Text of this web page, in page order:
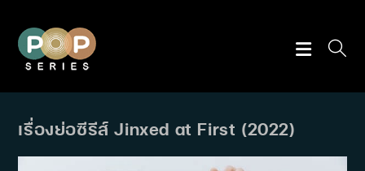
content
เรื่องย่อซีรีส์ Jinxed at First (2022)